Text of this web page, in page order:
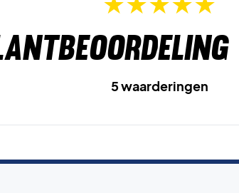
5 waarderingen